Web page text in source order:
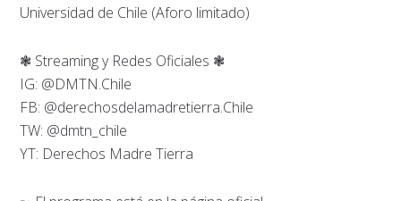
Universidad de Chile (Aforo limitado)
❃ Streaming y Redes Oficiales ❃
IG: @DMTN.Chile
FB: @derechosdelamadretierra.Chile
TW: @dmtn_chile
YT: Derechos Madre Tierra